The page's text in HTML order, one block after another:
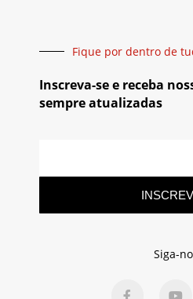
Fique por dentro de
Inscreva-se e receba
sempre atualizadas
Siga-